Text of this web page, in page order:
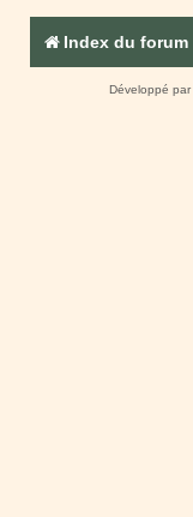
Index du forum
Développé par